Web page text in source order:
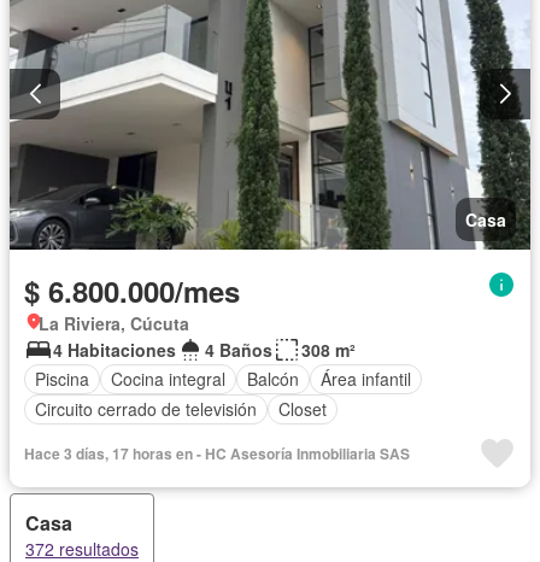
Casa
$ 6.800.000/mes
La Riviera, Cúcuta
4 Habitaciones
4 Baños
308 m²
Piscina
Cocina integral Balcón
Área infantil
Circuito cerrado de televisión
Closet
Hace 3 días, 17 horas en - HC Asesoría Inmobiliaria SAS
Casa
372 resultados